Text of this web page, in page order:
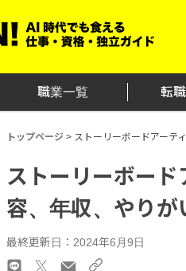
職業一覧 転
トップページ > ストーリーボードアーテ
ストーリーボード
容、年収、やりが
最終更新日：2024年6月9日